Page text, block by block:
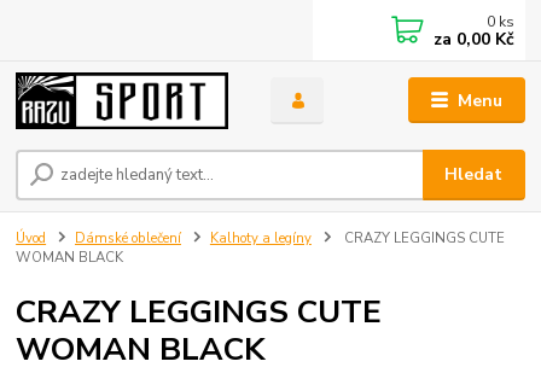
Menu
Hledat
0 ks
za 0,00 Kč
Úvod Dámské oblečení Kalhoty a legíny
CRAZY LEGGINGS CUTE
WOMAN BLACK
CRAZY LEGGINGS CUTE
WOMAN BLACK